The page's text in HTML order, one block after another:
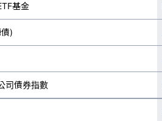
基金
)
司債券指數